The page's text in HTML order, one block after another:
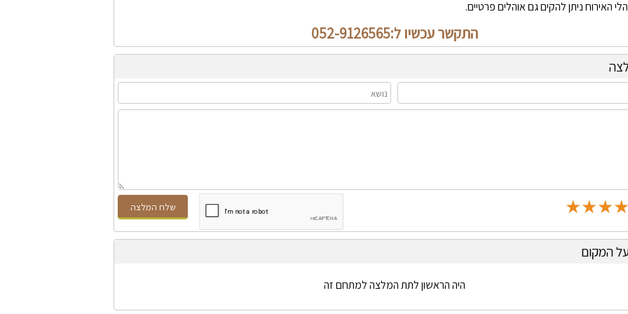
האירוח ניתן להקים גם אוהלים פרטיים.
התקשר עכשיו ל:052-9126565
★
★★
★★★
★★★★
★★★★
המקום
היה הראשון לתת המלצה למתחם זה